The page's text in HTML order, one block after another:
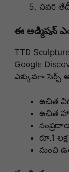
చివరి
ఈ అడ్మిషన్
TTD
Google
ఎక్కువగా సెర్చ్
ఉచిత
ఉచిత
రూ.1
మంచి